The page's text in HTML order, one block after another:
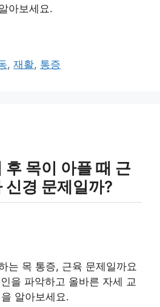
아보세요.
,재활, 통증
후 목이 아플 때 근
신경 문제일까?
는 목 통증, 근육 문제일까요
을 파악하고 올바른 자세 교
알아보세요.